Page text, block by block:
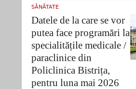
SĂNĂTATE
Datele de la care se vor
putea face programări la
specialitățile medicale /
paraclinice din
Policlinica Bistrița,
pentru luna mai 2026